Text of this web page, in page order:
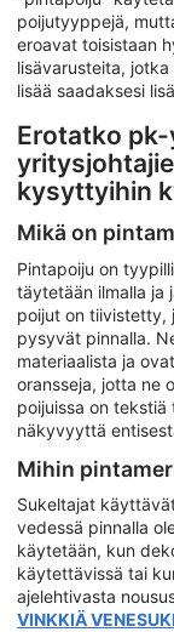
poijutyyppejä,
eroavat toisistaan
lisävarusteita,
lisää saadaksesi
Erotatko
kysyttyihin
Mikä on
Pintapoiju on
täytetään ilmalla ja
poijut on tiivistetty,
pysyvät pinnalla.
materiaalista ja
oransseja, jotta ne
poijuissa on
näkyvyyttä
Mihin
Sukeltajat
vedessä pinnalla
käytetään, kun
käytettävissä tai
ajelehtivasta
VINKKIÄ